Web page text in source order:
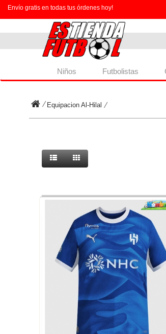
Envío gratis en todas tus órdenes hoy!
Niños Futbolistas
Equipacion Al-Hilal